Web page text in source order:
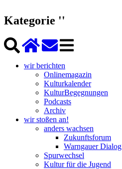
Kategorie ''
wir berichten
Onlinemagazin
Kulturkalender
KulturBegegnungen
Podcasts
Archiv
wir stoßen an!
anders wachsen
Zukunftsforum
Warngauer Dialog
Spurwechsel
Kultur für die Jugend